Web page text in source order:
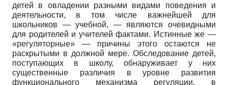
детей в овладении разными видами поведения и
деятельности, в том числе важнейшей для
школьников — учебной, — являются очевидными
для родителей и учителей фактами. Истинные же —
«регуляторные» — причины этого остаются не
раскрытыми в должной мере. Обследование детей,
поступающих в школу, обнаруживает у них
существенные различия в уровне развития
функционального механизма регуляции, в